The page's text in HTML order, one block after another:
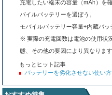
充電したい端末の容量（mAh）を
バイルバッテリーを選ぼう。
モバイルバッテリー容量÷内蔵バ
※ 実際の充電回数は電池の使用状
態、その他の要因により異なります
もっとヒット記事
バッテリーを劣化させない使い方